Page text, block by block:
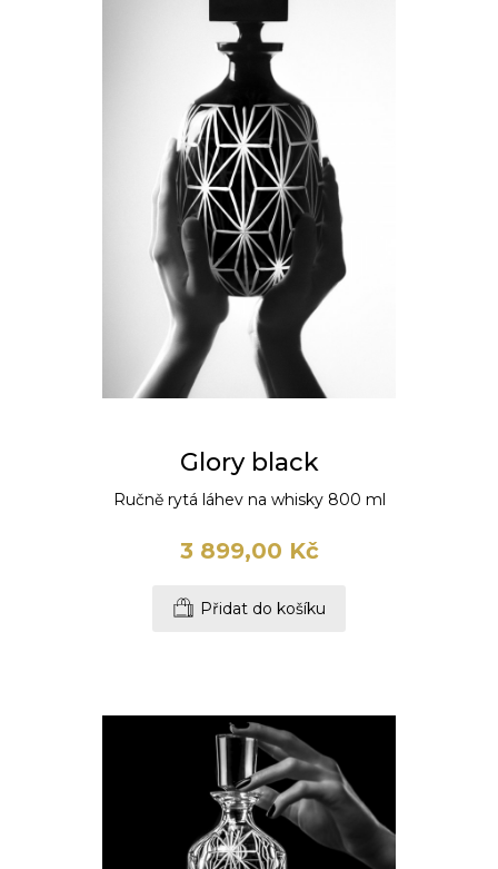
Glory black
Ručně rytá láhev na whisky 800 ml
3 899,00 Kč
Přidat do košíku